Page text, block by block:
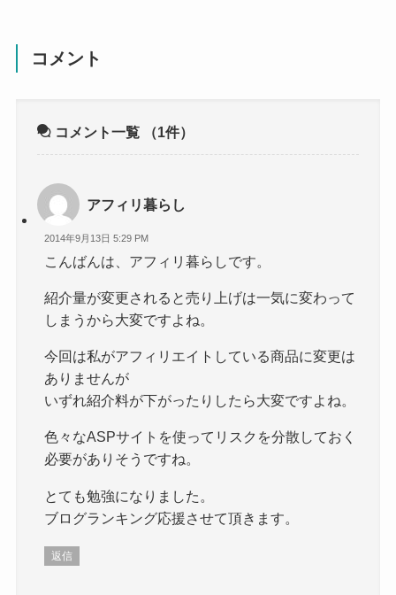
コメント
コメント一覧 （1件）
アフィリ暮らし
2014年9月13日 5:29 PM
こんばんは、アフィリ暮らしです。
紹介量が変更されると売り上げは一気に変わって
しまうから大変ですよね。
今回は私がアフィリエイトしている商品に変更は
ありませんが
いずれ紹介料が下がったりしたら大変ですよね。
色々なASPサイトを使ってリスクを分散しておく
必要がありそうですね。
とても勉強になりました。
ブログランキング応援させて頂きます。
返信